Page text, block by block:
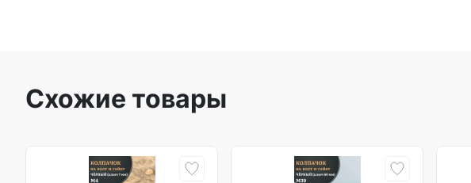
Схожие товары